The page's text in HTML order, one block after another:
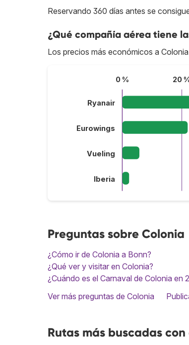
Reservando 360 días antes se
¿Qué compañía aérea tiene
Los precios más económicos a
0 % 20
Ryanair
Eurowings
Vueling
Iberia
Preguntas sobre Colonia
¿Cómo ir de Colonia a Bonn?
¿Qué ver y visitar en Colonia?
¿Cuándo es el Carnaval de Colonia en
Ver más preguntas de Colonia
Rutas más buscadas